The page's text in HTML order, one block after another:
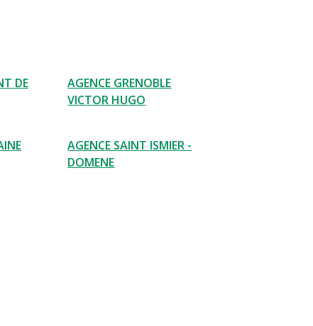
DE
AGENCE GRENOBLE
VICTOR HUGO
AGENCE SAINT ISMIER -
DOMENE